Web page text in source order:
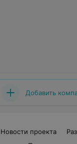
Добавить
Новости проекта